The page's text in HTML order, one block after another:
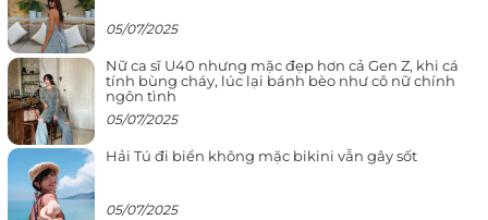
05/07/2025
Nữ ca sĩ U40 nhưng mặc đẹp hơn cả Gen Z, khi cá
tính bùng cháy, lúc lại bánh bèo như cô nữ chính
ngôn tình
05/07/2025
Hải Tú đi biển không mặc bikini vẫn gây sốt
05/07/2025